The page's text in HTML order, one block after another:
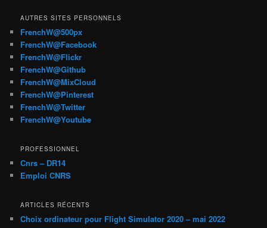
AUTRES SITES PERSONNELS
FrenchW@500px
FrenchW@Facebook
FrenchW@Flickr
FrenchW@Github
FrenchW@MixCloud
FrenchW@Pinterest
FrenchW@Twitter
FrenchW@Youtube
PROFESSIONNEL
Cnrs – DR14
Emploi CNRS
ARTICLES RÉCENTS
Choix ordinateur pour Flight Simulator 2020 – mai 2022